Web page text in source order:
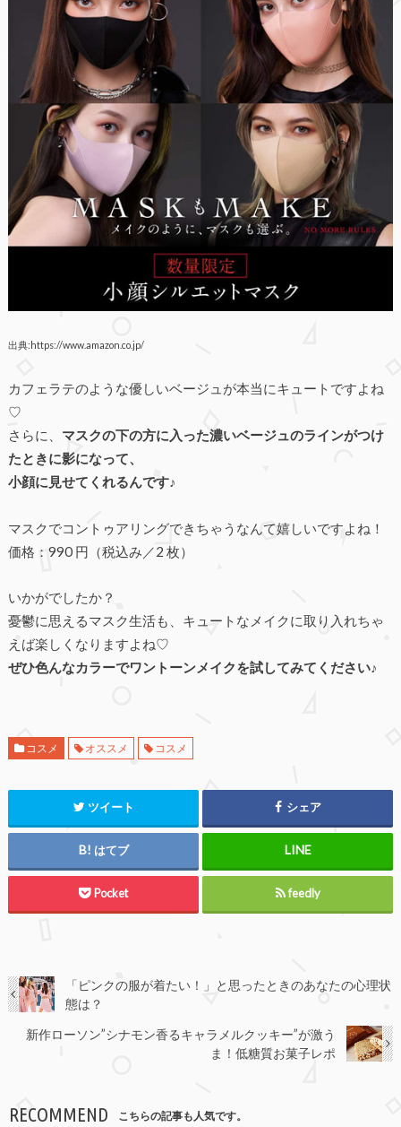
出典:https://www.amazon.co.jp/
カフェラテのような優しいベージュが本当にキュートですよね
♡
さらに、 マスクの下の方に入った濃いベージュのラインがつけ
たときに影になって、
小顔に見せてくれるんです♪
マスクでコントゥアリングできちゃうなんて嬉しいですよね！
価格：990 円（税込み／2 枚）
いかがでしたか？
憂鬱に思えるマスク生活も、キュートなメイクに取り入れちゃ
えば楽しくなりますよね♡
ぜひ色んなカラーでワントーンメイクを試してみてください♪
コスメ オススメ コスメ
ツイート シェア
はてブ
Pocket feedly
「ピンクの服が着たい！」と思ったときのあなたの心理状
態は？
新作ローソン”シナモン香るキャラメルクッキー”が激う
ま！低糖質お菓子レポ
RECOMMEND こちらの記事も人気です。